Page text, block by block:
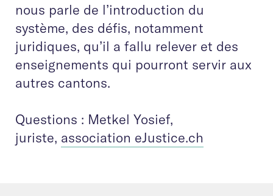
nous parle de l’introduction du
système, des défis, notamment
juridiques, qu’il a fallu relever et des
enseignements qui pourront servir aux
autres cantons.
Questions : Metkel Yosief,
juriste, association eJustice.ch